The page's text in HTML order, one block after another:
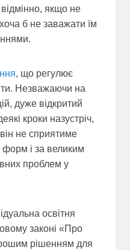
якщо не
б не заважати їм
, що регулює
Незважаючи на
дуже відкритий
кроки назустріч,
не сприятиме
форм і за великим
проблем у
освітня
законі «Про
рішенням для